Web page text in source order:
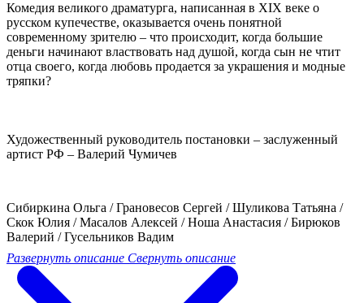
Комедия великого драматурга, написанная в ХIХ веке о
русском купечестве, оказывается очень понятной
современному зрителю – что происходит, когда большие
деньги начинают властвовать над душой, когда сын не чтит
отца своего, когда любовь продается за украшения и модные
тряпки?
Художественный руководитель постановки – заслуженный
артист РФ – Валерий Чумичев
Сибиркина Ольга / Грановесов Сергей / Шуликова Татьяна /
Скок Юлия / Масалов Алексей / Ноша Анастасия / Бирюков
Валерий / Гусельников Вадим
Развернуть описание Свернуть описание